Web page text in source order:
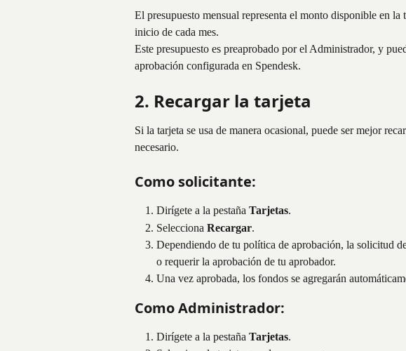
El presupuesto mensual representa el monto disponible en la
inicio de cada mes.
Este presupuesto es preaprobado por el Administrador, y
aprobación configurada en Spendesk.
2. Recargar la tarjeta
Si la tarjeta se usa de manera ocasional, puede ser mejor
necesario.
Como solicitante:
Dirígete a la pestaña Tarjetas.
Selecciona Recargar.
Dependiendo de tu política de aprobación, la solicitud
o requerir la aprobación de tu aprobador.
Una vez aprobada, los fondos se agregarán
Como Administrador:
Dirígete a la pestaña Tarjetas.